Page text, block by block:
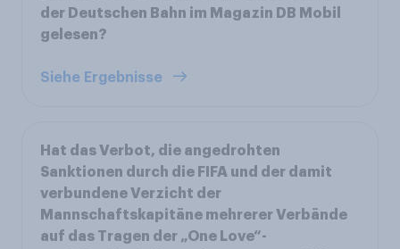
der Deutschen Bahn im Magazin DB Mobil
gelesen?
Siehe Ergebnisse
Hat das Verbot, die angedrohten
Sanktionen durch die FIFA und der damit
verbundene Verzicht der
Mannschaftskapitäne mehrerer Verbände
auf das Tragen der „One Love“-